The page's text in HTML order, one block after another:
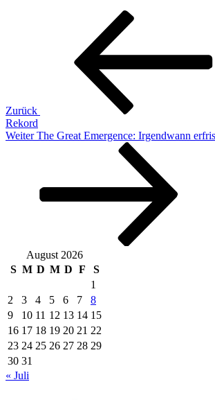
Beitragsnavigation
Zurück
Rekord
Nächster
Weiter The Great Emergence: Irgendwann
August 2026
S M D M D F
S
1
2
3 4 5 6 7
8
9
10 11 12 13 14 15
16 17 18 19 20 21 22
23 24 25 26 27 28 29
30 31
« Juli